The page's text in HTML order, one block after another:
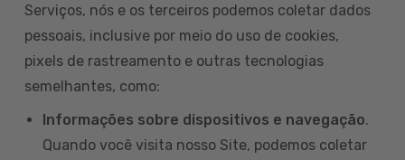
Serviços, nós e os terceiros podemos coletar dados
pessoais, inclusive por meio do uso de cookies,
pixels de rastreamento e outras tecnologias
semelhantes, como:
Informações sobre dispositivos e navegação.
Quando você visita nosso Site, podemos coletar